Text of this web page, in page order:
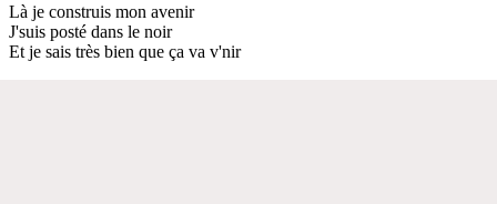
Là je construis mon avenir
J'suis posté dans le noir
Et je sais très bien que ça va v'nir